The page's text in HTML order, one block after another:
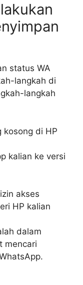
status WA
langkah di
langkah
kosong di HP
kalian ke versi
akses
HP kalian
dalam
mencari